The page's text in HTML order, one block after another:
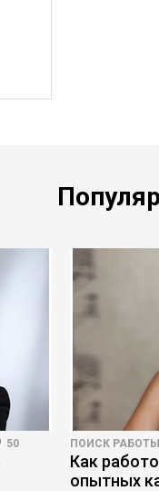
50 ПОИСК РАБОТЫ
Как
опытных